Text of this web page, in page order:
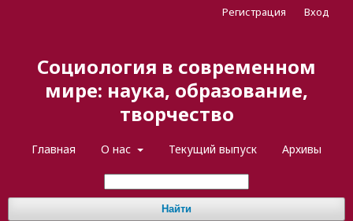
Социология в современном
мире: наука, образование,
творчество
Главная О нас Текущий выпуск Архивы
Найти
Регистрация Вход